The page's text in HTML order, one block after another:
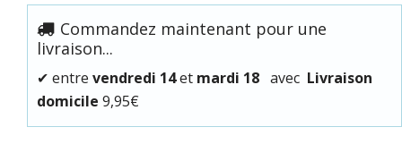
Commandez maintenant pour une
livraison...
✔ entre vendredi 14et mardi 18 avec Livraison
domicile 9,95€